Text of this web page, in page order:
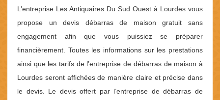
L’entreprise Les Antiquaires Du Sud Ouest à Lourdes vous
propose un devis débarras de maison gratuit sans
engagement afin que vous puissiez se préparer
financièrement. Toutes les informations sur les prestations
ainsi que les tarifs de l’entreprise de débarras de maison à
Lourdes seront affichées de manière claire et précise dans
le devis. Le devis offert par l’entreprise de débarras de